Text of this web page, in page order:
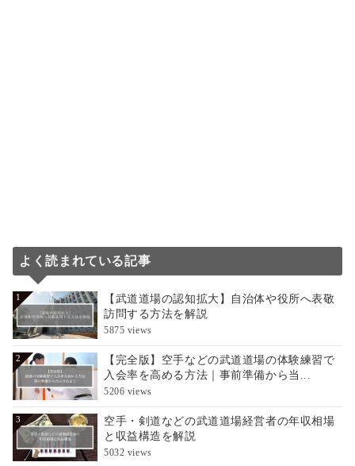
よく読まれている記事
1
【武道道場の認知拡大】自治体や役所へ表敬
訪問する方法を解説
5875 views
2
【完全版】空手などの武道道場の体験練習で
入会率を高める方法｜事前準備から当...
5206 views
3
空手・剣道などの武道道場経営者の年収相場
と収益構造を解説
5032 views